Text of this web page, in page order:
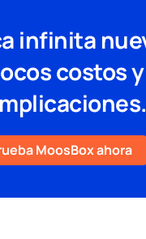
infinita
costos
MoosBox ahora